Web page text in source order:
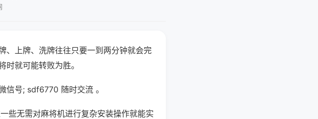
、上牌、洗牌往往只要一到两分钟就会完
就可能转败为胜。
信号; sdf6770 随时交流 。
些无需对麻将机进行复杂安装操作就能实